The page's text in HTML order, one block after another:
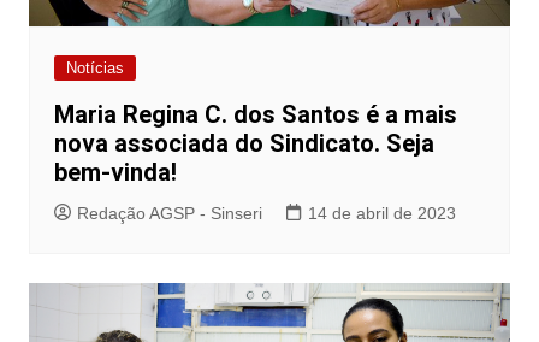
Notícias
Maria Regina C. dos Santos é a mais
nova associada do Sindicato. Seja
bem-vinda!
Redação AGSP - Sinseri 14 de abril de 2023